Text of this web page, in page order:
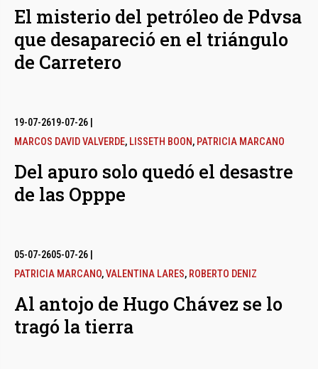
El misterio del petróleo de Pdvsa
que desapareció en el triángulo
de Carretero
19-07-2619-07-26
MARCOS DAVID VALVERDE, LISSETH BOON, PATRICIA MARCANO
Del apuro solo quedó el desastre
de las Opppe
05-07-2605-07-26
PATRICIA MARCANO,VALENTINA LARES, ROBERTO DENIZ
Al antojo de Hugo Chávez se lo
tragó la tierra